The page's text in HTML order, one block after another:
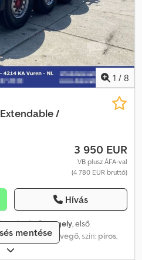
1 / 8
/
3 950 EUR
VB plusz ÁFA-val
(4 780 EUR bruttó)
Hívás
3 tengely, első
, felfüggesztés: levegő, szín: piros,
ABS
mentése